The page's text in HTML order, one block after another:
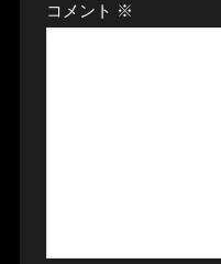
コメント ※